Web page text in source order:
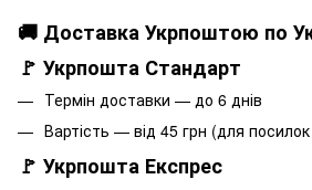
🚚 Доставка Укрпоштою по
🚩 Укрпошта Стандарт
Термін доставки — до 6 днів
Вартість — від 45 грн (для
🚩 Укрпошта Експрес